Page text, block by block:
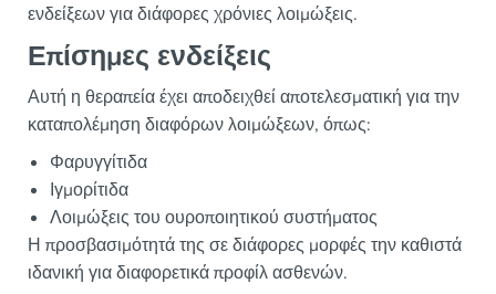
ενδείξεων για διάφορες χρόνιες λοιμώξεις.
Επίσημες ενδείξεις
Αυτή η θεραπεία έχει αποδειχθεί αποτελεσματική για την
καταπολέμηση διαφόρων λοιμώξεων, όπως:
Φαρυγγίτιδα
Ιγμορίτιδα
Λοιμώξεις του ουροποιητικού συστήματος
Η προσβασιμότητά της σε διάφορες μορφές την καθιστά
ιδανική για διαφορετικά προφίλ ασθενών.